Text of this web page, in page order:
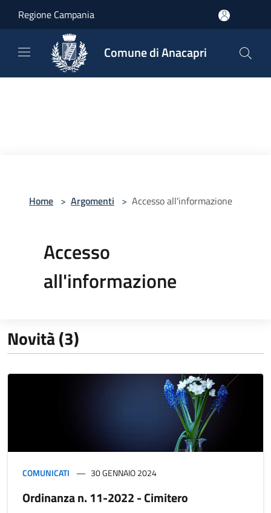
Regione Campania
Comune di Anacapri
Home > Argomenti > Accesso all'informazione
Accesso
all'informazione
Novità (3)
COMUNICATI 30 GENNAIO 2024
Ordinanza n. 11-2022 - Cimitero